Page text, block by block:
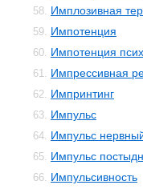
58. Имплозивная
59. Импотенция
60. Импотенция
61. Импрессивная
62. Импринтинг
63. Импульс
64. Импульс
65. Импульс
66. Импульсивность